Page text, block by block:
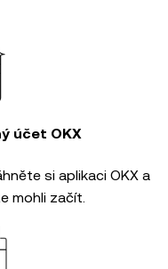
účet OKX
si aplikaci OKX a
mohli začít.